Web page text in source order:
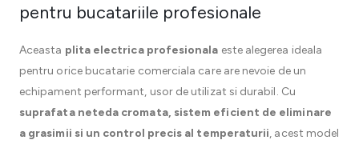
pentru bucatariile profesionale
Aceasta plita electrica profesionala este alegerea ideala
pentru orice bucatarie comerciala care are nevoie de un
echipament performant, usor de utilizat si durabil. Cu
suprafata neteda cromata, sistem eficient de eliminare
a grasimii si un control precis al temperaturii, acest model